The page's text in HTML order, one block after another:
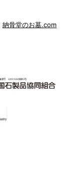
納骨堂のお墓.com